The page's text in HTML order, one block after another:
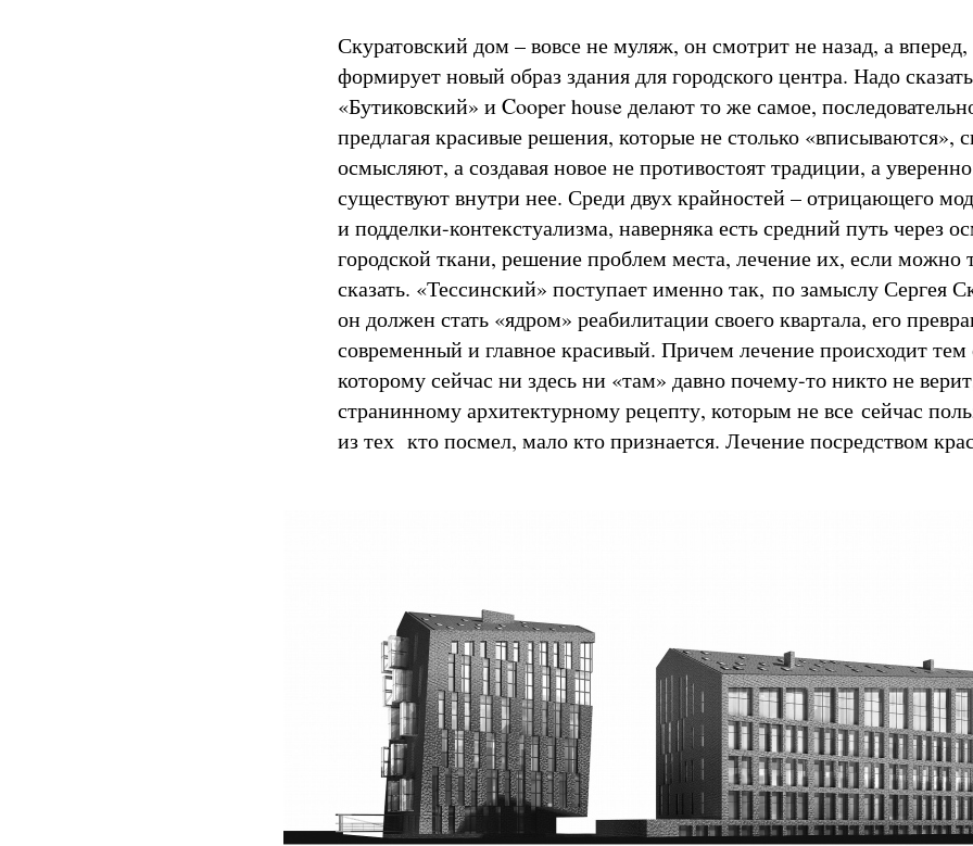
Скуратовский дом – вовсе не муляж, он смотрит не назад, а вперед,
формирует новый образ здания для городского центра. Надо
«Бутиковский» и Cooper house делают то же самое,
предлагая красивые решения, которые не столько «вписываются»,
осмысляют, а создавая новое не противостоят традиции, а уверенно
существуют внутри нее. Среди двух крайностей – отрицающего
и подделки-контекстуализма, наверняка есть средний путь через
городской ткани, решение проблем места, лечение их, если можно
сказать. «Тессинский» поступает именно так, по замыслу Сергея
он должен стать «ядром» реабилитации своего квартала, его
современный и главное красивый. Причем лечение происходит
которому сейчас ни здесь ни «там» давно почему-то никто не
странинному архитектурному рецепту, которым не все сейчас
из тех кто посмел, мало кто признается. Лечение посредством